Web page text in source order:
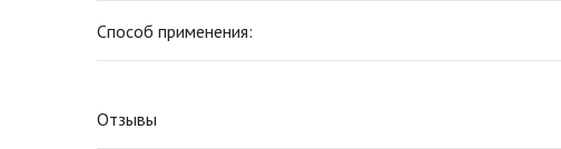
Способ применения:
Отзывы